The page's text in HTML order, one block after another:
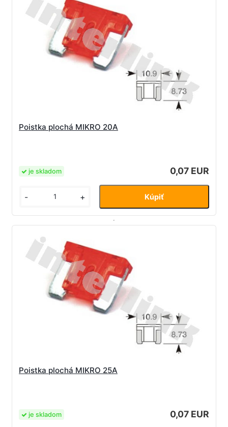
Poistka plochá MIKRO 20A
0,07 EUR
je skladom
- +
Poistka plochá MIKRO 25A
0,07 EUR
je skladom